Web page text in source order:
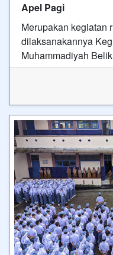
Apel Pagi
Merupakan kegiatan
dilaksanakannya
Muhammadiyah Belik